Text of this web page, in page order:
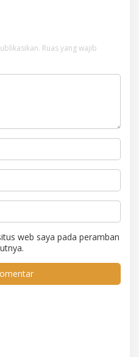
Ruas yang wajib
web saya pada peramban